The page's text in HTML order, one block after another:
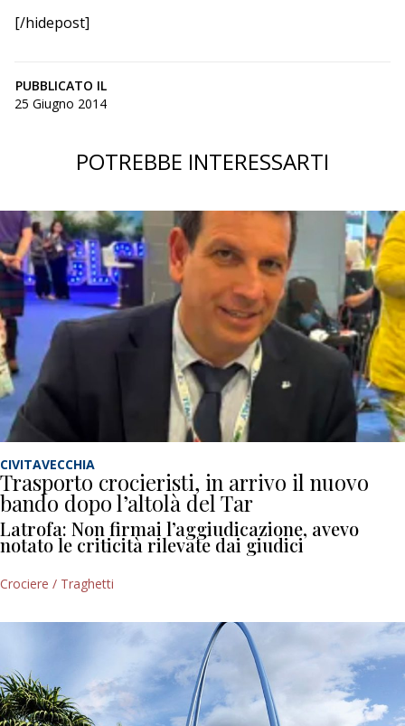
[/hidepost]
PUBBLICATO IL
25 Giugno 2014
POTREBBE INTERESSARTI
CIVITAVECCHIA
Trasporto crocieristi, in arrivo il nuovo
bando dopo l’altolà del Tar
Latrofa: Non firmai l’aggiudicazione, avevo
notato le criticità rilevate dai giudici
Crociere / Traghetti